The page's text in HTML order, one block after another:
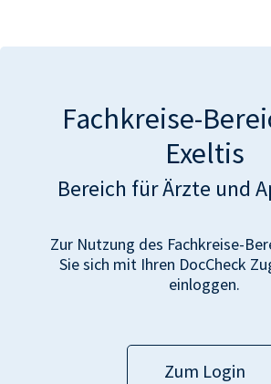
Fachkreise-
Exeltis
Bereich für Ärzte und
Zur Nutzung des Fachkreise-
Sie sich mit Ihren DocCheck
einloggen.
Zum Login